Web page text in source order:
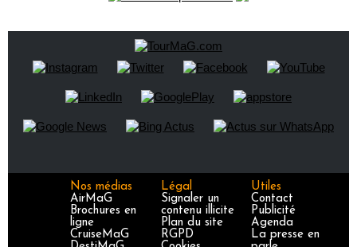
Nos médias
AirMaG
Brochures en
ligne
CruiseMaG
Légal
Signaler un
contenu illicite
Plan du site
RGPD
Utiles
Contact
Publicité
Agenda
La presse en